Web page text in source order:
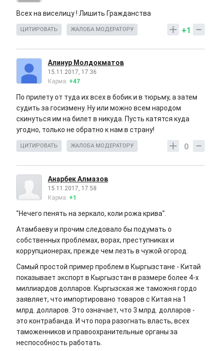
Всех на виселицу ! Лишить Гражданства
+1
ЦИТИРОВАТЬ ЖАЛОБА МОДЕРАТОРУ
Алинур Молдокматов
15.11.2017, 17:36
Карма: +47
По прилету от туда их всех в бобик и в тюрьму, а затем
судить за госизмену. Ну или можно всем народом
скинуться им на билет в никуда. Пусть катятся куда
угодно, только не обратно к нам в страну!
0
ЦИТИРОВАТЬ ЖАЛОБА МОДЕРАТОРУ
Анарбек Алмазов
15.11.2017, 17:58
Карма: +1
"Нечего пенять на зеркало, коли рожа крива".
Атамбаеву и прочим следовало бы подумать о
собственных проблемах, ворах, преступниках и
коррупционерах, прежде чем лезть в чужой огород.
Самый простой пример проблем в Кыргызстане - Китай
показывает экспорт в Кыргызстан в размере более 4-х
миллиардов долларов. Кыргызская же таможня гордо
заявляет, что импортировано товаров с Китая на 1
млрд. долларов. Это означает, что 3 млрд. долларов -
это контрабанда. И что пора разогнать власть, всех
таможенников и правоохранительные органы за
неспособность работать.